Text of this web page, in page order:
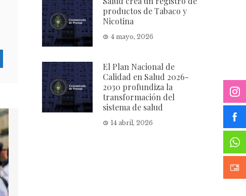
productos de Tabaco y
Nicotina
4 mayo, 2026
El Plan Nacional de
Calidad en Salud 2026-
2030 profundiza la
transformación del
sistema de salud
14 abril, 2026